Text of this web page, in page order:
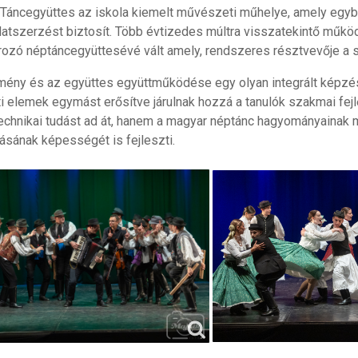
az iskola kiemelt művészeti műhelye, amely
biztosít. Több évtizedes múltra visszatekintő
néptáncegyüttesévé vált amely, rendszeres résztvevője a
és az együttes együttműködése egy olyan integrált
elemek egymást erősítve járulnak hozzá a tanulók szakmai
tudást ad át, hanem a magyar néptánc
képességét is fejleszti.